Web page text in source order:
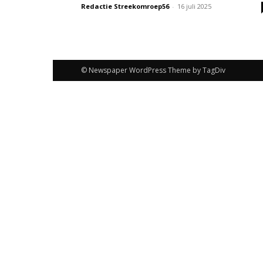
Redactie Streekomroep56 - 16 juli 2025
© Newspaper WordPress Theme by TagDiv